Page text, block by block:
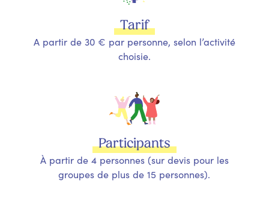
Tarif
A partir de 30 € par personne, selon l’activité
choisie.
Participants
À partir de 4 personnes (sur devis pour les
groupes de plus de 15 personnes).